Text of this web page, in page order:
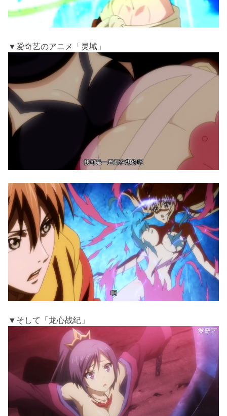
▼爱奇艺のアニメ「灵域」
▼そして「龙心战纪」